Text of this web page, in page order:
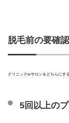
脱毛前の要確
クリニックorサロンをどちらにす
5回以上の